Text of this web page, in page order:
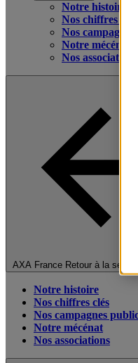
Notre histoire
Nos chiffres clés
Nos
Notre mécénat
Nos associations
AXA France Retour à la
Notre histoire
Nos chiffres clés
Nos campagnes
Notre mécénat
Nos associations